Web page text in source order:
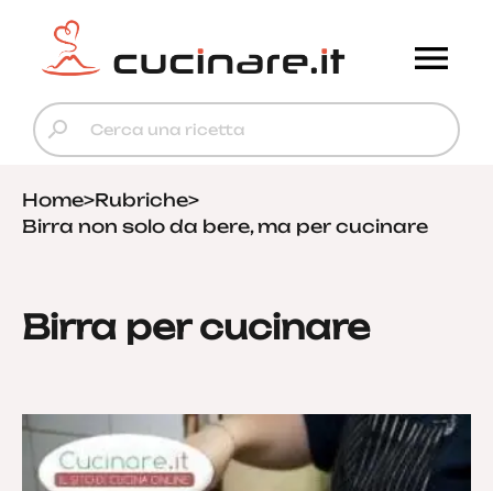
Home>Rubriche>
Birra non solo da bere, ma per cucinare
Birra per cucinare